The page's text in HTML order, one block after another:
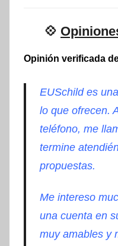
💠
Opinión verificada
EUSchild es
lo que ofrecen.
teléfono, me
termine
propuestas.
Me intereso
una cuenta en
muy amables y